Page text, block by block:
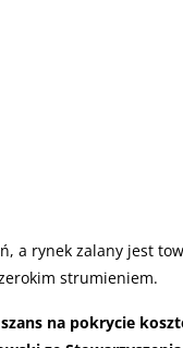
a rynek zalany jest
strumieniem.
na pokrycie